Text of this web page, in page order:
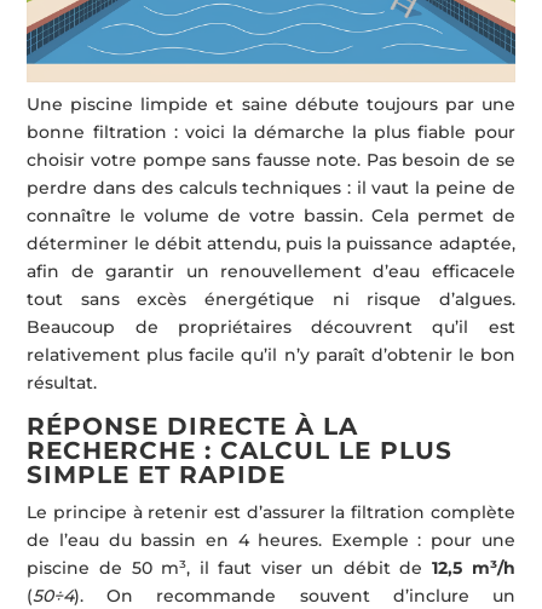
Une piscine limpide et saine débute toujours par une
bonne filtration : voici la démarche la plus fiable pour
choisir votre pompe sans fausse note. Pas besoin de se
perdre dans des calculs techniques : il vaut la peine de
connaître le volume de votre bassin. Cela permet de
déterminer le débit attendu, puis la puissance adaptée,
afin de garantir un renouvellement d’eau efficacele
tout sans excès énergétique ni risque d’algues.
Beaucoup de propriétaires découvrent qu’il est
relativement plus facile qu’il n’y paraît d’obtenir le bon
résultat.
RÉPONSE DIRECTE À LA
RECHERCHE : CALCUL LE PLUS
SIMPLE ET RAPIDE
Le principe à retenir est d’assurer la filtration complète
de l’eau du bassin en 4 heures. Exemple : pour une
piscine de 50 m³, il faut viser un débit de12,5 m³/h
(50÷4). On recommande souvent d’inclure un